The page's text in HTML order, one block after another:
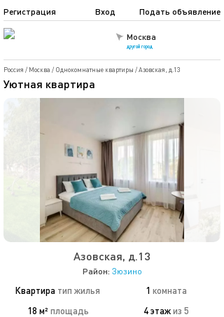
Москва
другой город
Подать объявление
Регистрация Вход
Россия / Москва / Однокомнатные квартиры /Азовская, д.13
Уютная квартира
Азовская, д.13
Район: Зюзино
Квартира тип жилья 1 комната
18 м² площадь 4 этажиз 5